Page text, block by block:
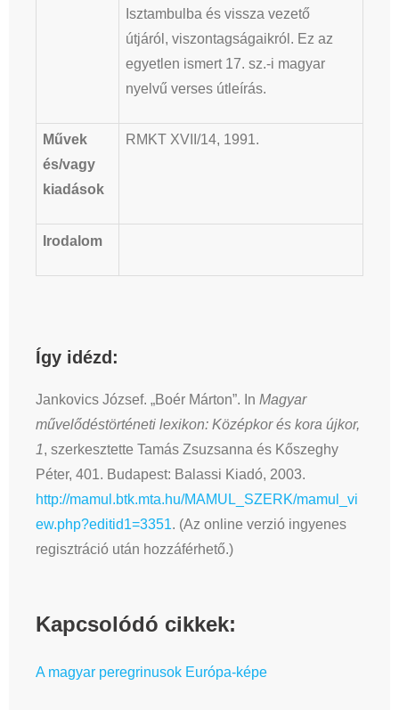
Isztambulba és vissza vezető
útjáról, viszontagságaikról. Ez az
egyetlen ismert 17. sz.-i magyar
nyelvű verses útleírás.
Művek
és/vagy
kiadások
RMKT XVII/14, 1991.
Irodalom
Így idézd:
Jankovics József. „Boér Márton”. In Magyar
művelődéstörténeti lexikon: Középkor és kora újkor,
1, szerkesztette Tamás Zsuzsanna és Kőszeghy
Péter, 401. Budapest: Balassi Kiadó, 2003.
http://mamul.btk.mta.hu/MAMUL_SZERK/mamul_vi
ew.php?editid1=3351. (Az online verzió ingyenes
regisztráció után hozzáférhető.)
Kapcsolódó cikkek:
A magyar peregrinusok Európa-képe